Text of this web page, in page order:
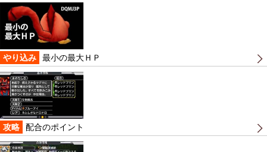
やり込み 最小の最大ＨＰ
攻略 配合のポイント